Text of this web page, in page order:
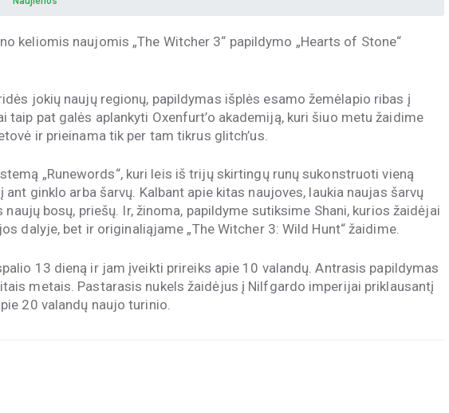
keliomis naujomis „The Witcher 3“ papildymo „Hearts of Stone“
jokių naujų regionų, papildymas išplės esamo žemėlapio ribas į
taip pat galės aplankyti Oxenfurt’o akademiją, kuri šiuo metu žaidime
ir prieinama tik per tam tikrus glitch’us.
„Runewords“, kuri leis iš trijų skirtingų runų sukonstruoti vieną
ant ginklo arba šarvų. Kalbant apie kitas naujoves, laukia naujas šarvų
naujų bosų, priešų. Ir, žinoma, papildyme sutiksime Shani, kurios žaidėjai
dalyje, bet ir originaliąjame „The Witcher 3: Wild Hunt“ žaidime.
13 dieną ir jam įveikti prireiks apie 10 valandų. Antrasis papildymas
metais. Pastarasis nukels žaidėjus į Nilfgardo imperijai priklausantį
20 valandų naujo turinio.